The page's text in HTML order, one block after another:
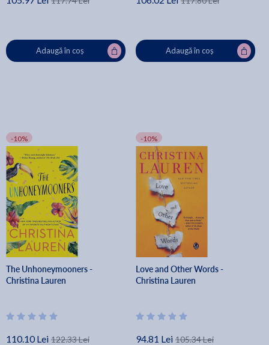
Adaugă în coș Adaugă în coș
-10%
The Unhoneymooners -
Christina Lauren
110.10 Lei 122.33 Lei
-10%
Love and Other Words -
Christina Lauren
94.81 Lei 105.34 Lei